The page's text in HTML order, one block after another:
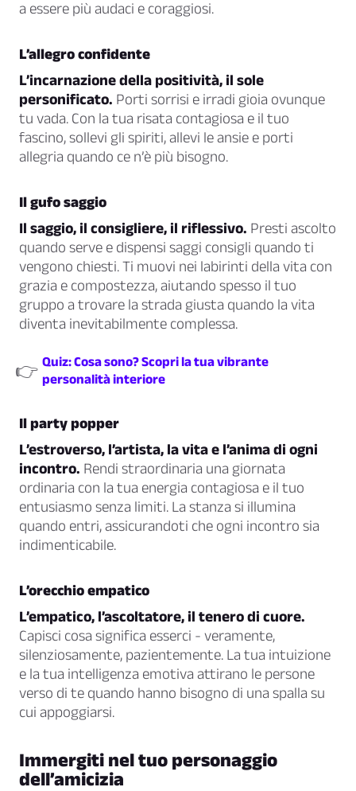
a essere più audaci e coraggiosi.
L’allegro confidente
L’incarnazione della positività, il sole
personificato. Porti sorrisi e irradi gioia ovunque
tu vada. Con la tua risata contagiosa e il tuo
fascino, sollevi gli spiriti, allevi le ansie e porti
allegria quando ce n’è più bisogno.
Il gufo saggio
Il saggio, il consigliere, il riflessivo. Presti ascolto
quando serve e dispensi saggi consigli quando ti
vengono chiesti. Ti muovi nei labirinti della vita con
grazia e compostezza, aiutando spesso il tuo
gruppo a trovare la strada giusta quando la vita
diventa inevitabilmente complessa.
👉 Quiz: Cosa sono? Scopri la tua vibrante
personalità interiore
Il party popper
L’estroverso, l’artista, la vita e l’anima di ogni
incontro. Rendi straordinaria una giornata
ordinaria con la tua energia contagiosa e il tuo
entusiasmo senza limiti. La stanza si illumina
quando entri, assicurandoti che ogni incontro sia
indimenticabile.
L’orecchio empatico
L’empatico, l’ascoltatore, il tenero di cuore.
Capisci cosa significa esserci - veramente,
silenziosamente, pazientemente. La tua intuizione
e la tua intelligenza emotiva attirano le persone
verso di te quando hanno bisogno di una spalla su
cui appoggiarsi.
Immergiti nel tuo personaggio
dell’amicizia